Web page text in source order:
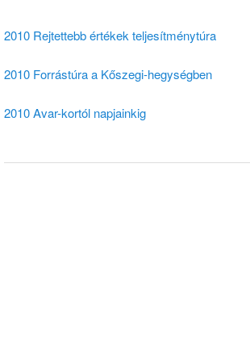
2010 Rejtettebb értékek teljesítménytúra
2010 Forrástúra a Kőszegi-hegységben
2010 Avar-kortól napjainkig